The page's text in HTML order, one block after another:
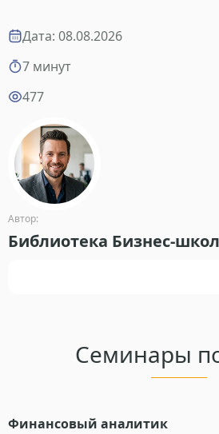
Дата: 08.08.2026
7 минут
477
Автор:
Библиотека Бизнес-
Семинары
Финансовый аналитик